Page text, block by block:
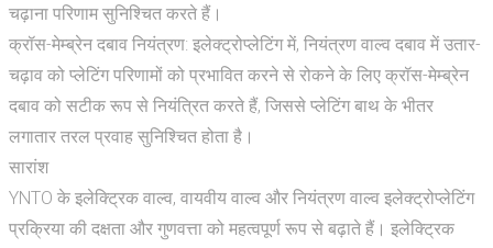
चढ़ाना परिणाम सुनिश्चित करते हैं।
क्रॉस-मेम्ब्रेन दबाव नियंत्रण: इलेक्ट्रोप्लेटिंग में, नियंत्रण वाल्व दबाव में उतार-
चढ़ाव को प्लेटिंग परिणामों को प्रभावित करने से रोकने के लिए क्रॉस-मेम्ब्रेन
दबाव को सटीक रूप से नियंत्रित करते हैं, जिससे प्लेटिंग बाथ के भीतर
लगातार तरल प्रवाह सुनिश्चित होता है।
सारांश
YNTO के इलेक्ट्रिक वाल्व, वायवीय वाल्व और नियंत्रण वाल्व इलेक्ट्रोप्लेटिंग
प्रक्रिया की दक्षता और गुणवत्ता को महत्वपूर्ण रूप से बढ़ाते हैं। इलेक्ट्रिक